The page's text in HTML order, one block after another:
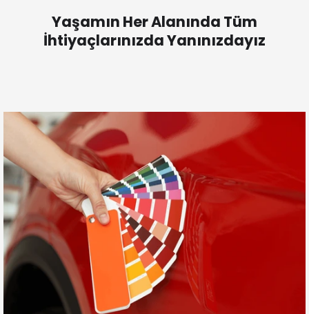
Yaşamın Her Alanında Tüm
İhtiyaçlarınızda Yanınızdayız